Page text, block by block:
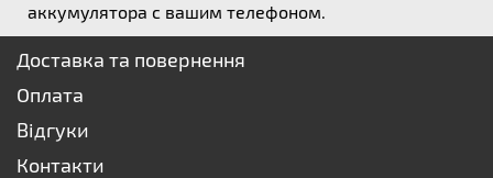
аккумулятора с вашим телефоном.
Доставка та повернення
Оплата
Відгуки
Контакти